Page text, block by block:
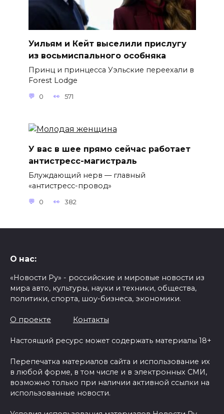
Уильям и Кейт выселили прислугу
из восьмиспального особняка
Принц и принцесса Уэльские переехали в
Forest Lodge
0 571
У вас в шее прямо сейчас работает
антистресс-магистраль
Блуждающий нерв — главный
«антистресс-провод»
0 382
О нас:
«Новости Ру» - российские и мировые новости из
мира авто, культуры, науки и техники, общества,
политики, спорта, шоу-бизнеса, экономики.
О проекте Контакты
Настоящий ресурс может содержать материалы 18+
Перепечатка материалов сайта и использование их
в любой форме, в том числе и в электронных СМИ,
возможно только при наличии активной ссылки на
использованные новости.